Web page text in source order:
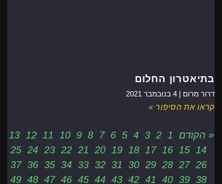
בתיאטרון החלום
דרור מרום | 4 בנובמבר 2021
קראו את הסיפור »
« הקודם 1
2
3
4
5
6
7
8
9
10
11
12
13
14
15
16
17
18
19
20
21
22
23
24
25
26
27
28
29
30
31
32
33
34
35
36
37
38
39
40
41
42
43
44
45
46
47
48
49